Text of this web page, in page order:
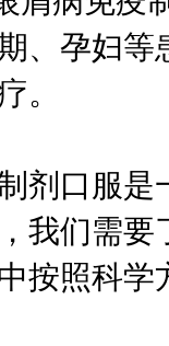
、孕妇
。
剂口服
我们需
按照科